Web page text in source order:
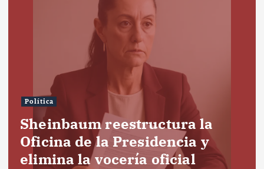
Política
Sheinbaum reestructura la
Oficina de la Presidencia y
elimina la vocería oficial